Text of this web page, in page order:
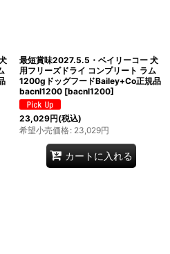
最短賞味2027.5.5・ベイリーコー 犬
用フリーズドライ コンプリート ラム
1200gドッグフードBailey+Co正規品
bacnl1200 [bacnl1200]
23,029円(税込)
希望小売価格: 23,029円
カートに入れる